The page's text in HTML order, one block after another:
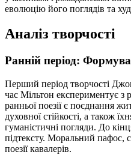
еволюцію його поглядів та
Аналіз творчості
Ранній період:
Перший період творчості
час Мільтон експериментує з
ранньої поезії є поєднання
духовної стійкості, а також
гуманістичні погляди. До
підтексту. Моральний пафос,
поезії кавалерів.